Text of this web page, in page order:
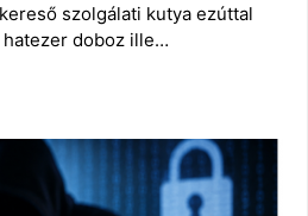
szolgálati kutya ezúttal
doboz ille…